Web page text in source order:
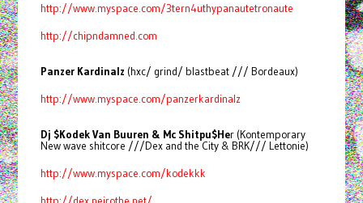
http://www.myspace.com/3tern4uthypanautetronaute
http://chipndamned.com
Panzer Kardinalz (hxc/ grind/ blastbeat /// Bordeaux)
http://www.myspace.com/panzerkardinalz
Dj $Kodek Van Buuren & Mc Shitpu$Her (Kontemporary
New wave shitcore ///Dex and the City & BRK/// Lettonie)
http://www.myspace.com/kodekkk